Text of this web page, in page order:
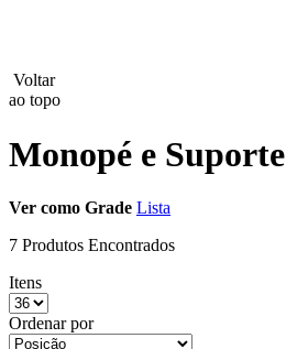
Nanlite
NEEWER
Voltar
ao topo
Monopé e Suporte
Ver como Grade Lista
7 Produtos Encontrados
Itens
Ordenar por